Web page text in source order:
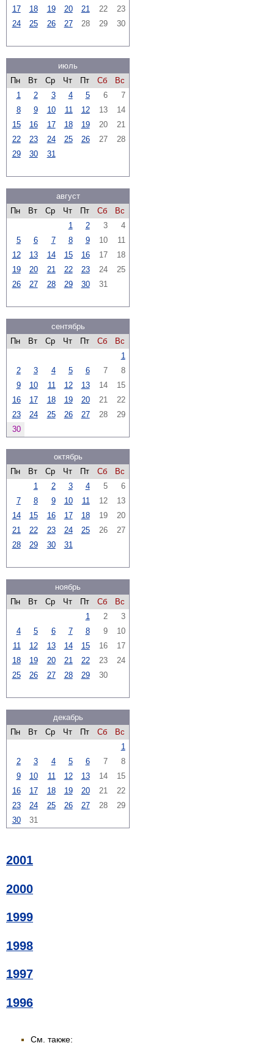
17
18 19 20 21 22
23
24
25 26 27 28 29 30
июль
Пн
Вт Ср Чт Пт Сб
Вс
1
2 3 4 5 6
7
8
9 10 11 12 13
14
15
16 17 18 19 20
21
22
23 24 25 26 27
28
29
30 31
август
Пн
Вт Ср Чт Пт Сб
Вс
1
2 3
4
5
6 7 8 9 10
11
12
13 14 15 16 17
18
19
20 21 22 23 24
25
26
27 28 29 30 31
сентябрь
Пн
Вт Ср Чт Пт Сб
Вс
1
2
3 4 5 6 7
8
9
10 11 12 13 14
15
16
17 18 19 20 21
22
23
24 25 26 27 28
29
30
октябрь
Пн
Вт Ср Чт Пт Сб
Вс
1
2 3 4 5
6
7
8 9 10 11 12
13
14
15 16 17 18 19
20
21
22 23 24 25 26
27
28
29 30 31
ноябрь
Пн
Вт Ср Чт Пт Сб
Вс
1
2
3
4
5 6 7 8 9
10
11
12 13 14 15 16
17
18
19 20 21 22 23
24
25
26 27 28 29 30
декабрь
Пн
Вт Ср Чт Пт Сб
Вс
1
2
3 4 5 6 7
8
9
10 11 12 13 14
15
16
17 18 19 20 21
22
23
24 25 26 27 28
29
30
31
2001
2000
1999
1998
1997
1996
См. также: